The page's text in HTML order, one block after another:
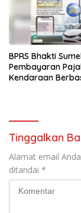
BPRS Bhakti
Pembayaran
Kendaraan
Tinggalkan
Alamat email
ditandai *